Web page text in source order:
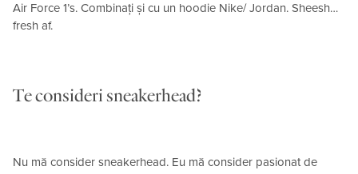
Air Force 1’s. Combinați și cu un hoodie Nike/ Jordan. Sheesh…
fresh af.
Te consideri sneakerhead?
Nu mă consider sneakerhead. Eu mă consider pasionat de